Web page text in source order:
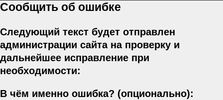
Сообщить об ошибке
Следующий текст будет отправлен
администрации сайта на проверку и
дальнейшее исправление при
необходимости:
В чём именно ошибка? (опционально):